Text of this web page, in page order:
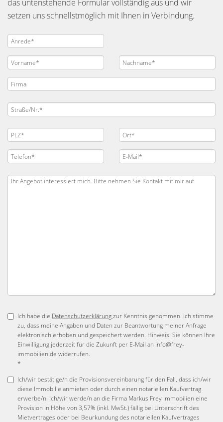
das untenstehende Formular vollständig aus und wir
setzen uns schnellstmöglich mit Ihnen in Verbindung.
Ich habe die Datenschutzerklärungzur Kenntnis genommen. Ich stimme
zu, dass meine Angaben und Daten zur Beantwortung meiner Anfrage
elektronisch erhoben und gespeichert werden. Hinweis: Sie können Ihre
Einwilligung jederzeit für die Zukunft per E-Mail an info@frey-
immobilien.de widerrufen.
*
Ich/wir bestätige/n die Provisionsvereinbarung für den Fall, dass ich/wir
diese Immobilie anmieten oder durch einen notariellen Kaufvertrag
erwerbe/n. Ich/wir werde/n an die Firma Markus Frey Immobilien eine
Provision in Höhe von 3,57% (inkl. MwSt.) fällig bei Unterschrift des
Mietvertrages oder bei Beurkundung des notariellen Kaufvertrages